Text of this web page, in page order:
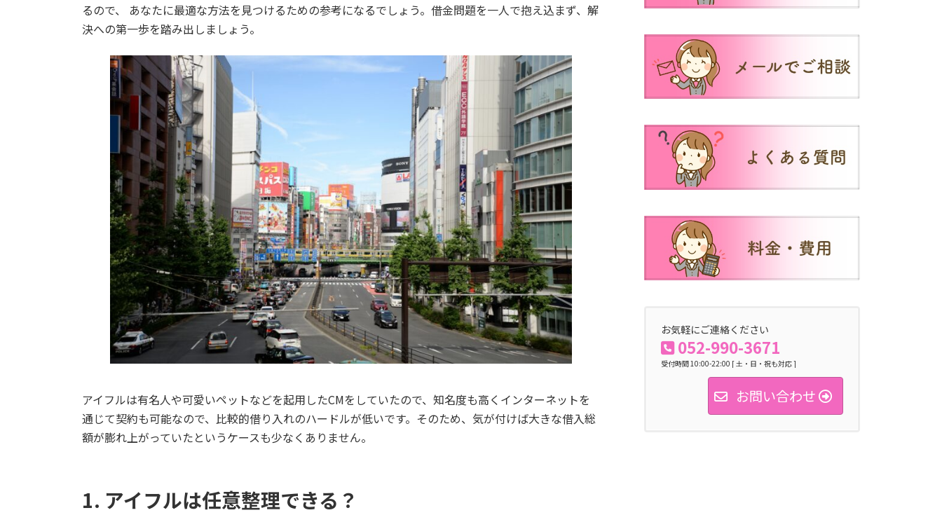
るので、 あなたに最適な方法を見つけるための参考になるでしょう。借金問題を一人で抱え込まず、解
決への第一歩を踏み出しましょう。
アイフルは有名人や可愛いペットなどを起用したCMをしていたので、知名度も高くインターネットを
通じて契約も可能なので、比較的借り入れのハードルが低いです。そのため、気が付けば大きな借入総
額が膨れ上がっていたというケースも少なくありません。
1. アイフルは任意整理できる？
お気軽にご連絡ください
052-990-3671
受付時間 10:00-22:00 [ 土・日・祝も対応 ]
お問い合わせ